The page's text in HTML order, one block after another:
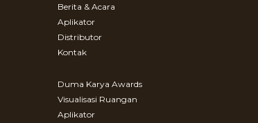
Berita & Acara
Aplikator
Distributor
Kontak
Duma Karya Awards
Visualisasi Ruangan
Aplikator